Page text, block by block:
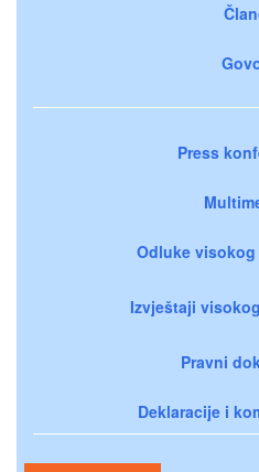
Press
Odluke
Izvještaji
Pravni
Deklaracije i